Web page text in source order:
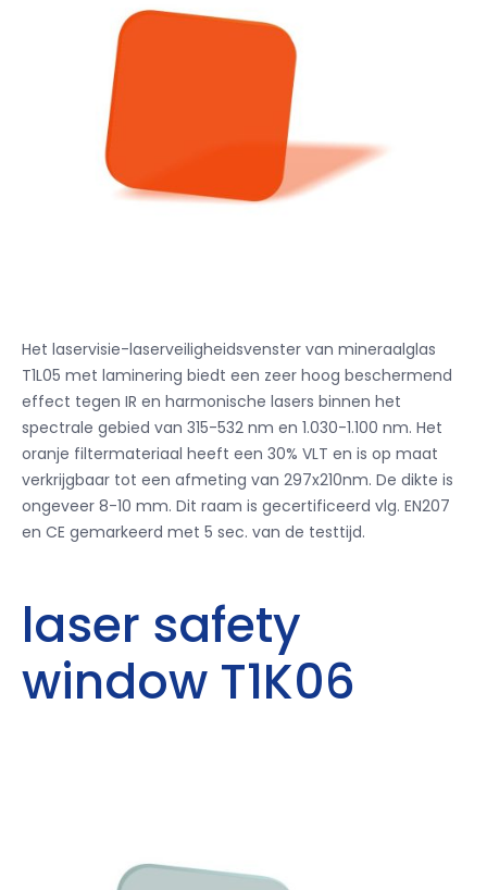
Het laservisie-laserveiligheidsvenster van mineraalglas
T1L05 met laminering biedt een zeer hoog beschermend
effect tegen IR en harmonische lasers binnen het
spectrale gebied van 315-532 nm en 1.030-1.100 nm. Het
oranje filtermateriaal heeft een 30% VLT en is op maat
verkrijgbaar tot een afmeting van 297x210nm. De dikte is
ongeveer 8-10 mm. Dit raam is gecertificeerd vlg. EN207
en CE gemarkeerd met 5 sec. van de testtijd.
laser safety
window T1K06